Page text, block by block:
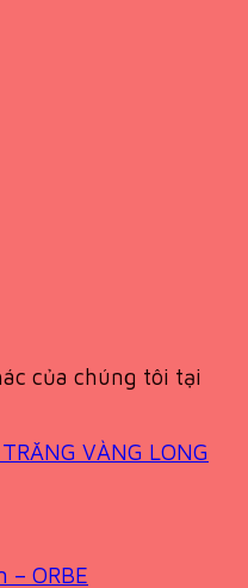
của chúng tôi tại
VÀNG LONG
ORBE